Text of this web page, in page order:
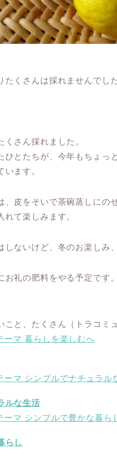
たくさんは採れませんでした
さん採れました。
ひとたちが、今年もちょっ
います。
、皮をそいで茶碗蒸しにの
て楽しみます。
しないけど、冬のお楽しみ
礼の肥料をやる予定です。
と、たくさん（トラコミュ
ルな生活
らし